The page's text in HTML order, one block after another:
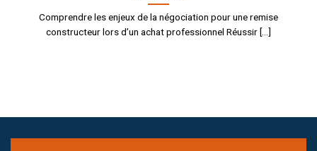
Comprendre les enjeux de la négociation pour une remise
constructeur lors d’un achat professionnel Réussir [...]